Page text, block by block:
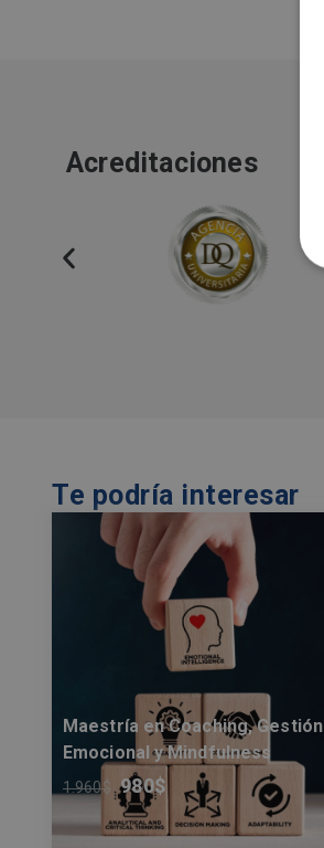
Acreditaciones
Te podría interesar
Maestría en Coaching, Gestión
Emocional y Mindfulness
1.960$ 980$